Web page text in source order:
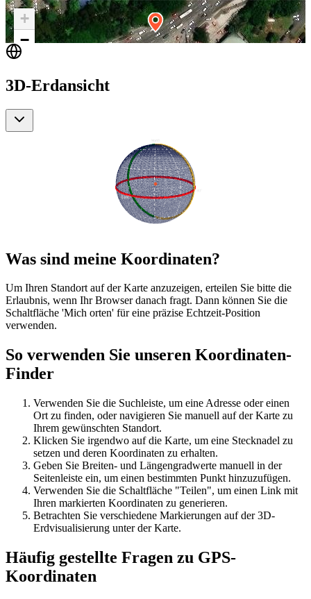
+
−
3D-Erdansicht
Was sind meine Koordinaten?
Um Ihren Standort auf der Karte anzuzeigen, erteilen Sie bitte die
Erlaubnis, wenn Ihr Browser danach fragt. Dann können Sie die
Schaltfläche 'Mich orten' für eine präzise Echtzeit-Position
verwenden.
So verwenden Sie unseren Koordinaten-
Finder
Verwenden Sie die Suchleiste, um eine Adresse oder einen
Ort zu finden, oder navigieren Sie manuell auf der Karte zu
Ihrem gewünschten Standort.
Klicken Sie irgendwo auf die Karte, um eine Stecknadel zu
setzen und deren Koordinaten zu erhalten.
Geben Sie Breiten- und Längengradwerte manuell in der
Seitenleiste ein, um einen bestimmten Punkt hinzuzufügen.
Verwenden Sie die Schaltfläche "Teilen", um einen Link mit
Ihren markierten Koordinaten zu generieren.
Betrachten Sie verschiedene Markierungen auf der 3D-
Erdvisualisierung unter der Karte.
Häufig gestellte Fragen zu GPS-
Koordinaten